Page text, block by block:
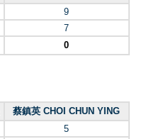
9
7
0
蔡鎮英 CHOI CHUN YING
5